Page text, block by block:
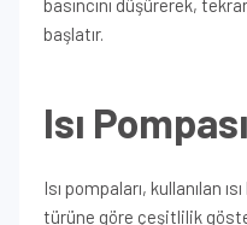
basıncını düşürerek,
başlatır.
Isı
Isı pompaları, kullanılan
türüne göre çeşitlilik